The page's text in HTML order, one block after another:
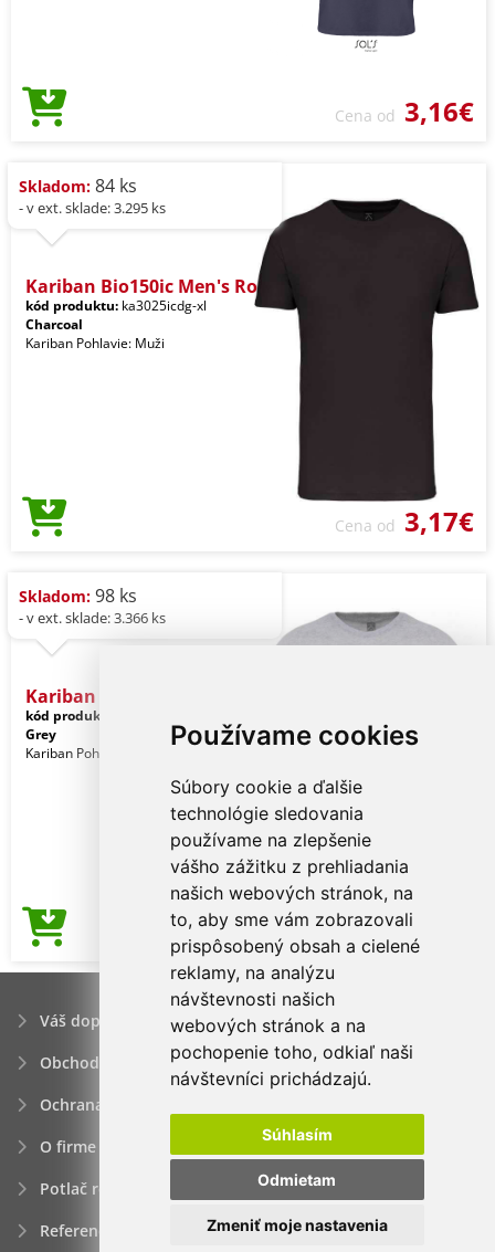
Používame cookies
Súbory cookie a ďalšie
technológie sledovania
používame na zlepšenie
vášho zážitku z prehliadania
našich webových stránok, na
to, aby sme vám zobrazovali
prispôsobený obsah a cielené
reklamy, na analýzu
návštevnosti našich
webových stránok a na
pochopenie toho, odkiaľ naši
návštevníci prichádzajú.
Súhlasím
Odmietam
Zmeniť moje nastavenia
Cena od 3,16€
Skladom: 84 ks
- v ext. sklade: 3.295 ks
Kariban Bio150ic Men's Ro
kód produktu: ka3025icdg-xl
Charcoal
Kariban Pohlavie: Muži
Cena od 3,17€
Skladom: 98 ks
- v ext. sklade: 3.366 ks
Kariban Bio150ic Men's Ro
kód produktu:
Grey
Kariban Pohlavie: Muži
Cena od 3,17€
Váš dopyt
Obchodné podmienky
Ochrana osobných údajov
O firme
Potlač reklamných predmetov
Referencie